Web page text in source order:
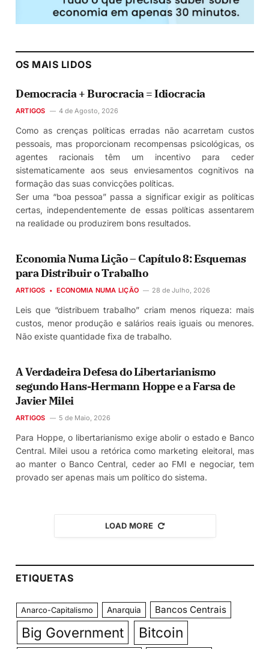
OS MAIS LIDOS
Democracia + Burocracia = Idiocracia
ARTIGOS 4 de Agosto, 2026
Como as crenças políticas erradas não acarretam custos
pessoais, mas proporcionam recompensas psicológicas, os
agentes racionais têm um incentivo para ceder
sistematicamente aos seus enviesamentos cognitivos na
formação das suas convicções políticas.
Ser uma “boa pessoa” passa a significar exigir as políticas
certas, independentemente de essas políticas assentarem
na realidade ou produzirem bons resultados.
Economia Numa Lição – Capítulo 8: Esquemas
para Distribuir o Trabalho
ARTIGOS ECONOMIA NUMA LIÇÃO 28 de Julho, 2026
Leis que “distribuem trabalho” criam menos riqueza: mais
custos, menor produção e salários reais iguais ou menores.
Não existe quantidade fixa de trabalho.
A Verdadeira Defesa do Libertarianismo
segundo Hans-Hermann Hoppe e a Farsa de
Javier Milei
ARTIGOS 5 de Maio, 2026
Para Hoppe, o libertarianismo exige abolir o estado e Banco
Central. Milei usou a retórica como marketing eleitoral, mas
ao manter o Banco Central, ceder ao FMI e negociar, tem
provado ser apenas mais um político do sistema.
LOAD MORE
ETIQUETAS
Anarco-Capitalismo Anarquia Bancos Centrais
Big Government Bitcoin